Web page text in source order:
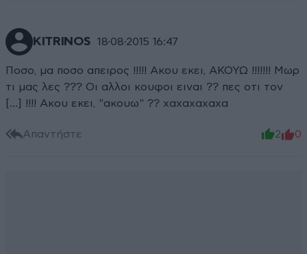
KITRINOS 18·08·2015 16:47
Ποσο, μα ποσο απειρος !!!!! Ακου εκει, ΑΚΟΥΩ !!!!!!! Μωρ
τι μας λες ??? Οι αλλοι κουφοι ειναι ?? πες οτι τον
[...] !!!! Ακου εκει, "ακουω" ?? χαχαχαχαχα
Απαντήστε 2 0